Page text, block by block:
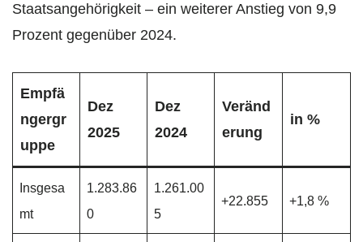
Staatsangehörigkeit – ein weiterer Anstieg von 9,9
Prozent gegenüber 2024.
Empfä
ngergr
uppe
Dez
2025
Dez
2024
Veränd
erung
in %
Insgesa
mt
1.283.86
0
1.261.00
5
+22.855 +1,8 %